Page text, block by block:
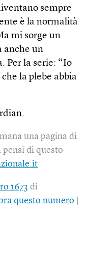
sempre
è la normalità
mi sorge un
anche un
Per la serie: “Io
la plebe abbia
una pagina di
pensi di questo
1673 di
questo numero